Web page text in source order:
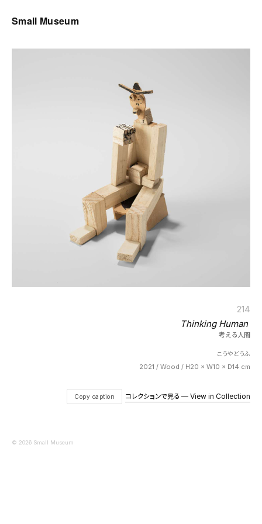
Small Museum
214
Thinking Human
考える人間
こうやどうふ
2021 / Wood / H20 × W10 × D14 cm
Copy caption コレクションで見る — View in Collection
© 2026 Small Museum